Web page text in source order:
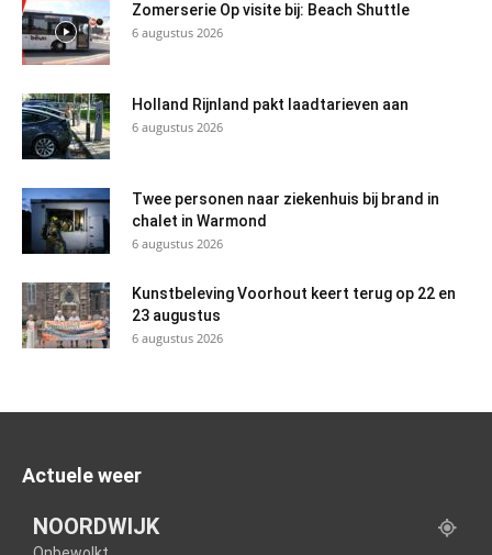
Zomerserie Op visite bij: Beach Shuttle
6 augustus 2026
Holland Rijnland pakt laadtarieven aan
6 augustus 2026
Twee personen naar ziekenhuis bij brand in
chalet in Warmond
6 augustus 2026
Kunstbeleving Voorhout keert terug op 22 en
23 augustus
6 augustus 2026
Actuele weer
NOORDWIJK